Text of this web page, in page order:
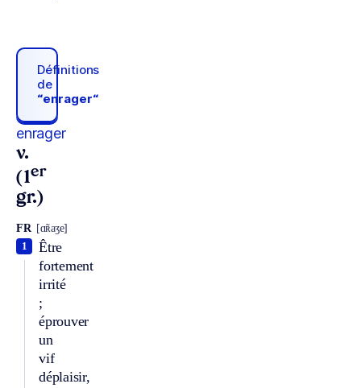
Définitions
de
“enrager“
enrager
v.
(1er
gr.)
FR [ɑ̃ʀaʒe]
Être
fortement
irrité
;
éprouver
un
vif
déplaisir,
1